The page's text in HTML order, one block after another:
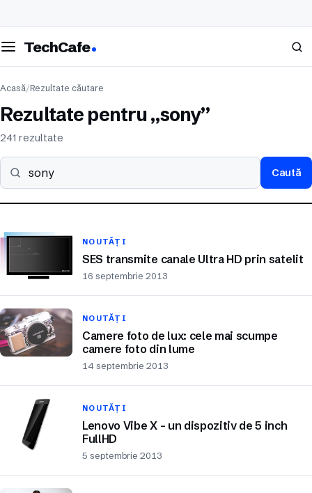
meniul
TechCafe Caută
Acasă/Rezultate căutare
Rezultate pentru „sony”
241 rezultate
Caută pe site
Caută
NOUTĂȚI
SES transmite canale Ultra HD prin satelit
16 septembrie 2013
NOUTĂȚI
Camere foto de lux: cele mai scumpe
camere foto din lume
14 septembrie 2013
NOUTĂȚI
Lenovo Vibe X – un dispozitiv de 5 inch
FullHD
5 septembrie 2013